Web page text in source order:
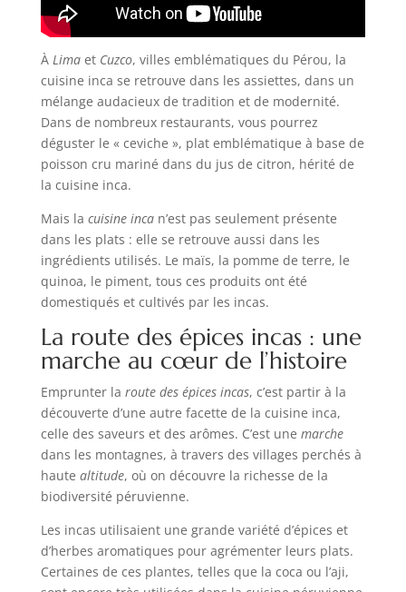
À Limaet Cuzco, villes emblématiques du Pérou, la
cuisine inca se retrouve dans les assiettes, dans un
mélange audacieux de tradition et de modernité.
Dans de nombreux restaurants, vous pourrez
déguster le « ceviche », plat emblématique à base de
poisson cru mariné dans du jus de citron, hérité de
la cuisine inca.
Mais la cuisine incan’est pas seulement présente
dans les plats : elle se retrouve aussi dans les
ingrédients utilisés. Le maïs, la pomme de terre, le
quinoa, le piment, tous ces produits ont été
domestiqués et cultivés par les incas.
La route des épices incas : une
marche au cœur de l’histoire
Emprunter la route des épices incas, c’est partir à la
découverte d’une autre facette de la cuisine inca,
celle des saveurs et des arômes. C’est une marche
dans les montagnes, à travers des villages perchés à
haute altitude, où on découvre la richesse de la
biodiversité péruvienne.
Les incas utilisaient une grande variété d’épices et
d’herbes aromatiques pour agrémenter leurs plats.
Certaines de ces plantes, telles que la coca ou l’aji,